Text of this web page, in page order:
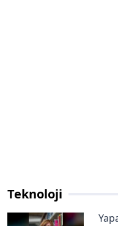
Teknoloji